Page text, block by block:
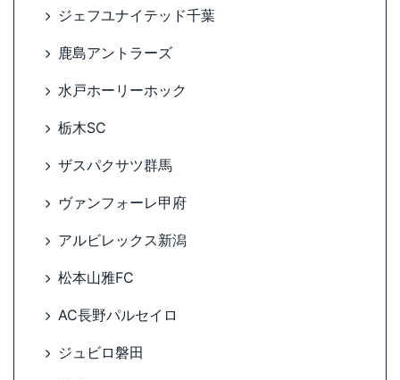
ジェフユナイテッド千葉
鹿島アントラーズ
水戸ホーリーホック
栃木SC
ザスパクサツ群馬
ヴァンフォーレ甲府
アルビレックス新潟
松本山雅FC
AC長野パルセイロ
ジュビロ磐田